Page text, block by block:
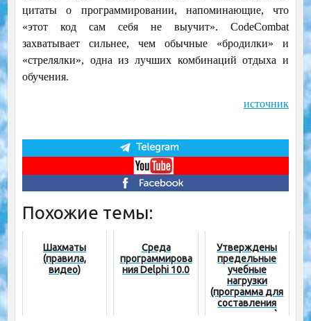
цитаты о программировании, напоминающие, что
«этот код сам себя не выучит». CodeCombat
захватывает сильнее, чем обычные «бродилки» и
«стрелялки», одна из лучших комбинаций отдыха и
обучения.
источник
Похожие темы:
Шахматы
(правила,
видео)
Среда
программирова
ния Delphi 10.0
Утверждены
предельные
учебные
нагрузки
(программа для
составления
педнагрузки)